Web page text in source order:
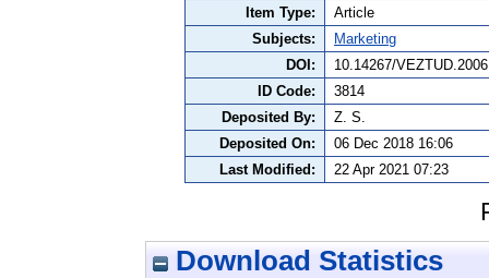
Item Type:
Article
Subjects:
Marketing
DOI:
10.14267/
ID Code:
3814
Deposited By:
Z. S.
Deposited On:
06 Dec 2018 16:06
Last Modified:
22 Apr 2021 07:23
Download Statistics